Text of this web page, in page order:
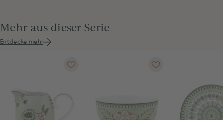
Mehr aus dieser Serie
Entdecke mehr